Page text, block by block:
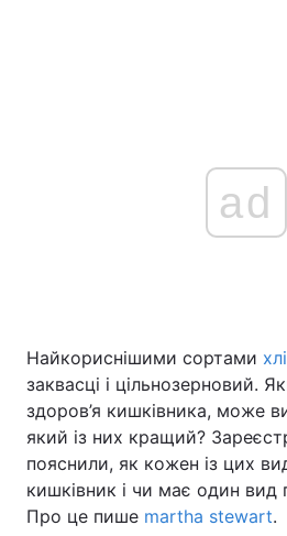
Україна
Економіка
Спорт
Техно і зв'язок
ad
Найкориснішими сортами
заквасці і цільнозерновий.
здоров’я кишківника, може
який із них кращий?
пояснили, як кожен із цих
кишківник і чи має один вид
Про це пише martha stewart.